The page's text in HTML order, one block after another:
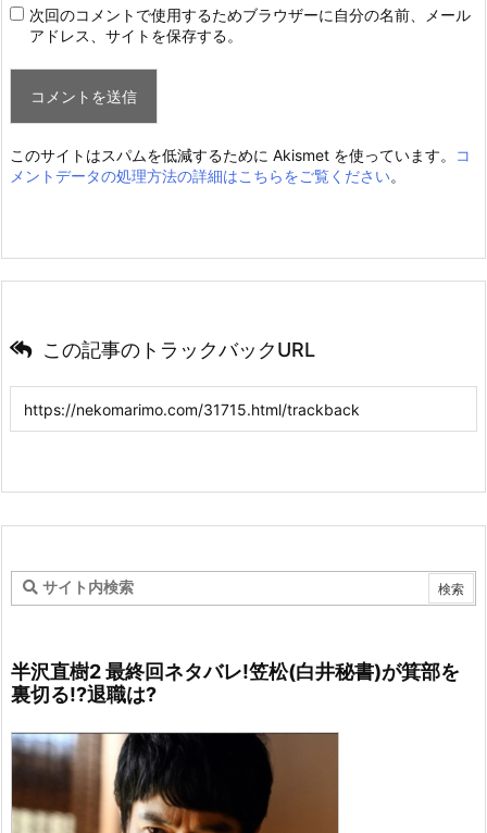
次回のコメントで使用するためブラウザーに自分の名前、メール
アドレス、サイトを保存する。
このサイトはスパムを低減するために Akismet を使っています。
コ
メントデータの処理方法の詳細はこちらをご覧ください。
この記事のトラックバックURL
半沢直樹2 最終回ネタバレ!笠松(白井秘書)が箕部を
裏切る!?退職は?